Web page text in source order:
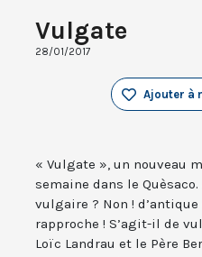
Vulgate
28/01/2017
Ajouter à
« Vulgate », un nouveau
semaine dans le
vulgaire ? Non !
rapproche ! S’agit-il de
Loïc Landrau et le Père